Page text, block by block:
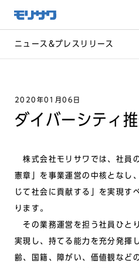
メ
ニュー
飛ばし
へ移動
ニュース&プレスリリース
2020年01月06日
ダイバーシティ
株式会社モリサワでは、社員
憲章」を事業運営の中核となし
じて社会に貢献する」を実現す
ります。
その業務運営を担う社員ひと
実現し、持てる能力を充分発揮
齢、国籍、障がい、価値観など